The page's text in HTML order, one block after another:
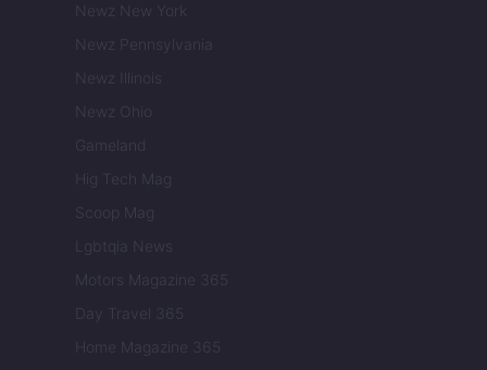
Newz New York
Newz Pennsylvania
Newz Illinois
Newz Ohio
Gameland
Hig Tech Mag
Scoop Mag
Lgbtqia News
Motors Magazine 365
Day Travel 365
Home Magazine 365